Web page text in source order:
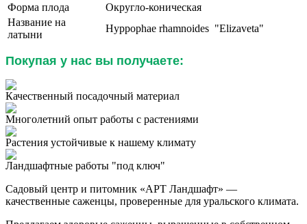
Форма плода
Округло-коническая
Название на
латыни
Hyppophae rhamnoides "Elizaveta"
Покупая у нас вы получаете:
Качественный посадочный материал
Многолетний опыт работы с растениями
Растения устойчивые к нашему климату
Ландшафтные работы "под ключ"
Садовый центр и питомник «АРТ Ландшафт» —
качественные саженцы, проверенные для уральского климата.